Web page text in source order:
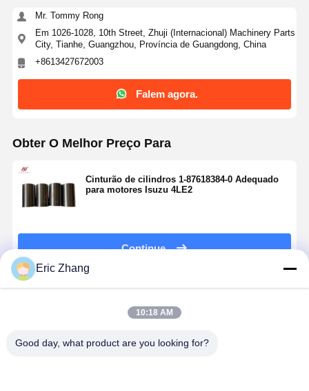
Mr. Tommy Rong
Em 1026-1028, 10th Street, Zhuji (Internacional) Machinery Parts
City, Tianhe, Guangzhou, Província de Guangdong, China
+8613427672003
Falem agora.
Obter O Melhor Preço Para
Cinturão de cilindros 1-87618384-0 Adequado
para motores Isuzu 4LE2
Continue
Eric Zhang
10:18 AM
Good day, what product are you looking for?